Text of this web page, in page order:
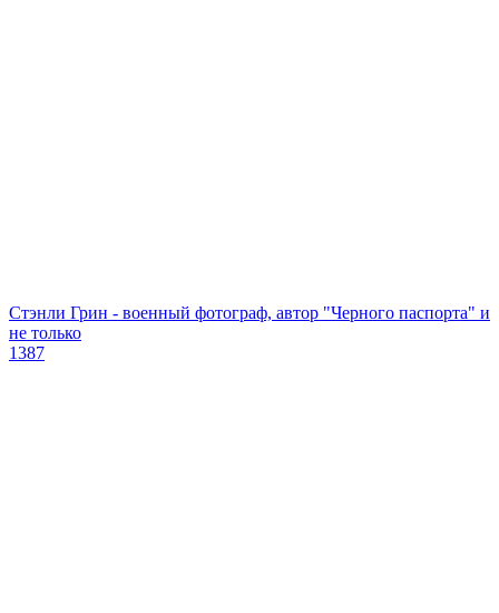
Стэнли Грин - военный фотограф, автор "Черного паспорта" и
не только
1387